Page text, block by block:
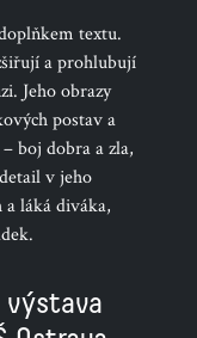
textu.
a prohlubují
Jeho obrazy
postav a
boj dobra a zla,
v jeho
láká diváka,
výstava